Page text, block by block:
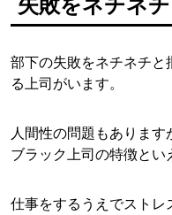
部下の失敗をネチネチ
る上司がいます。
人間性の問題もありま
ブラック上司の特徴とい
仕事をするうえでストレ